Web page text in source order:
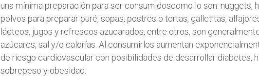
una mínima preparación para ser consumidoscomo lo son: nuggets,
polvos para preparar puré, sopas, postres o tortas, galletitas,
lácteos, jugos y refrescos azucarados, entre otros, son
azúcares, sal y/o calorías. Al consumirlos aumentan
de riesgo cardiovascular con posibilidades de desarrollar diabetes,
sobrepeso y obesidad.